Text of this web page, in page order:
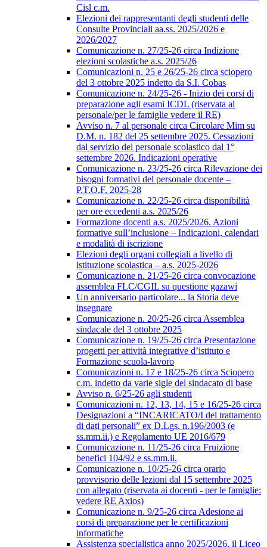
Cisl c.m.
Elezioni dei rappresentanti degli studenti delle
Consulte Provinciali aa.ss. 2025/2026 e
2026/2027
Comunicazione n. 27/25-26 circa Indizione
elezioni scolastiche a.s. 2025/26
Comunicazioni n. 25 e 26/25-26 circa sciopero
del 3 ottobre 2025 indetto da S.I. Cobas
Comunicazione n. 24/25-26 - Inizio dei corsi di
preparazione agli esami ICDL (riservata al
personale/per le famiglie vedere il RE)
Avviso n. 7 al personale circa Circolare Mim su
D.M. n. 182 del 25 settembre 2025. Cessazioni
dal servizio del personale scolastico dal 1°
settembre 2026. Indicazioni operative
Comunicazione n. 23/25-26 circa Rilevazione dei
bisogni formativi del personale docente –
P.T.O.F. 2025-28
Comunicazione n. 22/25-26 circa disponibilità
per ore eccedenti a.s. 2025/26
Formazione docenti a.s. 2025/2026. Azioni
formative sull’inclusione – Indicazioni, calendari
e modalità di iscrizione
Elezioni degli organi collegiali a livello di
istituzione scolastica – a.s. 2025-2026
Comunicazione n. 21/25-26 circa convocazione
assemblea FLC/CGIL su questione gazawi
Un anniversario particolare... la Storia deve
insegnare
Comunicazione n. 20/25-26 circa Assemblea
sindacale del 3 ottobre 2025
Comunicazione n. 19/25-26 circa Presentazione
progetti per attività integrative d’istituto e
Formazione scuola-lavoro
Comunicazioni n. 17 e 18/25-26 circa Sciopero
c.m. indetto da varie sigle del sindacato di base
Avviso n. 6/25-26 agli studenti
Comunicazioni n. 12, 13, 14, 15 e 16/25-26 circa
Designazioni a “INCARICATO/I del trattamento
di dati personali” ex D.Lgs. n.196/2003 (e
ss.mm.ii.) e Regolamento UE 2016/679
Comunicazione n. 11/25-26 circa Fruizione
benefici 104/92 e ss.mm.ii.
Comunicazione n. 10/25-26 circa orario
provvisorio delle lezioni dal 15 settembre 2025
con allegato (riservata ai docenti - per le famiglie:
vedere RE Axios)
Comunicazione n. 9/25-26 circa Adesione ai
corsi di preparazione per le certificazioni
informatiche
Assistenza specialistica anno 2025/2026, il Liceo